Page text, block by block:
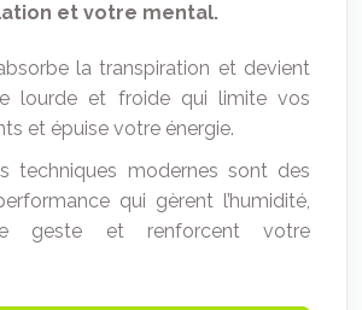
et votre mental.
la transpiration et devient
lourde et froide qui limite vos
et épuise votre énergie.
techniques modernes sont des
qui gèrent l’humidité,
geste et renforcent votre